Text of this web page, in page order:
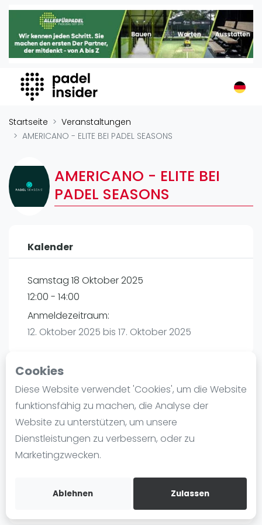
Cookies
Diese Website verwendet 'Cookies', um die Website
funktionsfähig zu machen, die Analyse der
Website zu unterstützen, um unsere
Dienstleistungen zu verbessern, oder zu
Marketingzwecken.
Ablehnen Zulassen
Padel Insider
Home
Organisationen
Buchungssysteme
Padel-Shops
Padel-Marken
Verschiedenes
Veranstaltungen
Playtomic
Ranking
Männer
Frauen
FIP Männer
Blog
Die Geschichte von Padel
Regeln und Punktzählung
Padel Schläge
Video
Startseite
Veranstaltungen
AMERICANO - ELITE BEI PADEL SEASONS
AMERICANO - ELITE BEI
PADEL SEASONS
Kalender
Samstag 18 Oktober 2025
12:00 - 14:00
Anmeldezeitraum:
12. Oktober 2025 bis 17. Oktober 2025
Playtomic
Padel Seasons | München
Paul-Ehrlich-Weg 6
80999München
playtomic.io